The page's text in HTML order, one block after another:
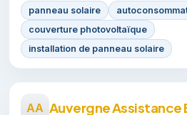
panneau solaire
couverture photovoltaïque
installation de panneau solaire
AA Auvergne Assistance